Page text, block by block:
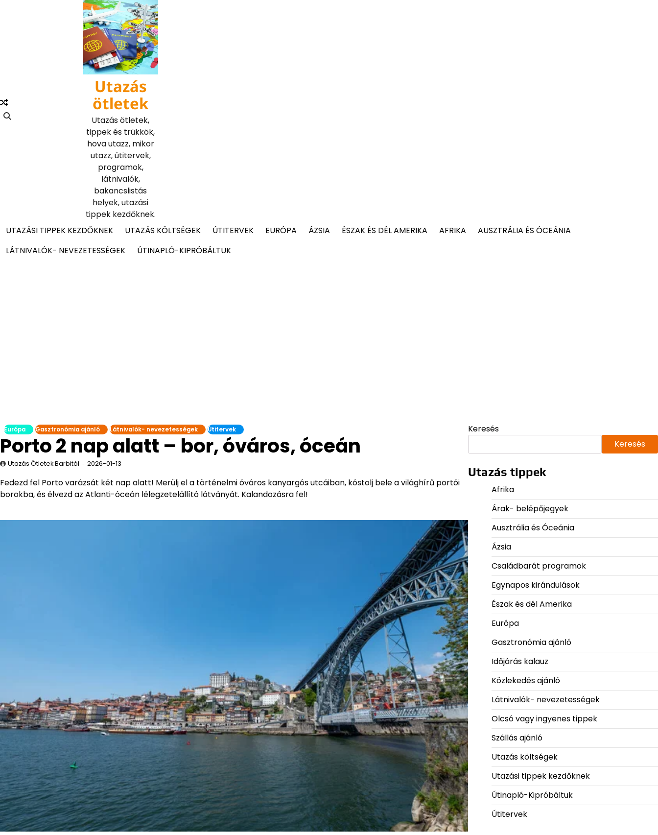
Utazás
ötletek
Utazás ötletek,
tippek és trükkök,
hova utazz, mikor
utazz, útitervek,
programok,
látnivalók,
bakancslistás
helyek, utazási
tippek kezdőknek.
UTAZÁSI TIPPEK KEZDŐKNEK
UTAZÁS KÖLTSÉGEK ÚTITERVEK EURÓPA ÁZSIA ÉSZAK ÉS DÉL AMERIKA AFRIKA
AUSZTRÁLIA ÉS ÓCEÁNIA
LÁTNIVALÓK- NEVEZETESSÉGEK
ÚTINAPLÓ-KIPRÓBÁLTUK
Európa Gasztronómia ajánló Látnivalók- nevezetességek Útitervek
Porto 2 nap alatt – bor, óváros, óceán
Utazás Ötletek Barbitól 2026-01-13
Fedezd fel Porto varázsát két nap alatt! Merülj el a történelmi óváros kanyargós utcáiban, kóstolj bele a világhírű portói
borokba, és élvezd az Atlanti-óceán lélegzetelállító látványát. Kalandozásra fel!
Keresés
Keresés
Utazás tippek
Afrika
Árak- belépőjegyek
Ausztrália és Óceánia
Ázsia
Családbarát programok
Egynapos kirándulások
Észak és dél Amerika
Európa
Gasztronómia ajánló
Időjárás kalauz
Közlekedés ajánló
Látnivalók- nevezetességek
Olcsó vagy ingyenes tippek
Szállás ajánló
Utazás költségek
Utazási tippek kezdőknek
Útinapló-Kipróbáltuk
Útitervek